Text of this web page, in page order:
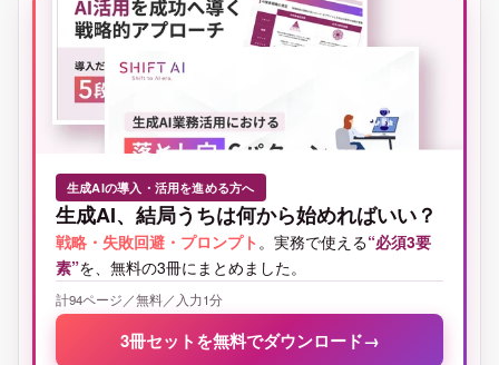
生成AIの導入・活用を進める方へ
生成AI、結局うちは何から始めればいい？
戦略・失敗回避・プロンプト 。実務で使える“必須3要
素”を、無料の3冊にまとめました。
計94ページ／無料／入力1分
3冊セットを無料でダウンロード→